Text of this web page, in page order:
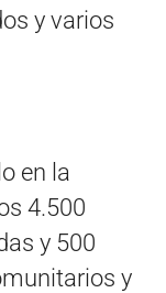
y varios
en la
4.500
y 500
y